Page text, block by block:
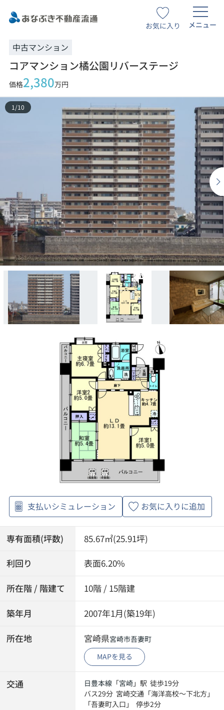
お気に入り メニュー
中古マンション
コアマンション橘公園リバーステージ
価格2,380万円
1 /10
支払いシミュレーション お気に入りに追加
専有面積(坪数) 85.67㎡(25.91坪)
利回り 表面6.20%
所在階 / 階建て 10階 / 15階建
築年月 2007年1月(築19年)
所在地 宮崎県宮崎市吾妻町
MAPを見る
交通 日豊本線 「宮崎」駅 徒歩19分
バス29分 宮崎交通「海洋高校～下北方」
「吾妻町入口」 停歩2分